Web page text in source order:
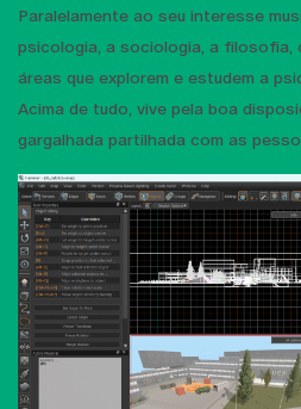
Paralelamente ao seu interesse
psicologia, a sociologia, a
áreas que explorem e estudem a
Acima de tudo, vive pela boa
gargalhada partilhada com as